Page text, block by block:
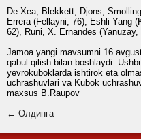
De Xea, Blekkett, Djons,
Errera (Fellayni, 76), Eshli Yang
62), Runi, X. Ernandes (Yanuzay,
Jamoa yangi mavsumni 16
qabul qilish bilan boshlaydi.
yevrokuboklarda ishtirok eta
uchrashuvlari va Kubok
maxsus B.Raupov
← Олдинга